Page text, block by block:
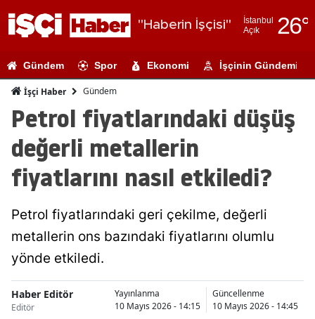
"Haberin İşçisi"
İstanbul
Açık
26°
Adıyaman
Ağrı
Ankara
Antalya
Artvin
Balıkesir
Gündem Spor Ekonomi İşçinin Gündemi
İşçi Haber Gündem
Petrol fiyatlarındaki düşüş
değerli metallerin
fiyatlarını nasıl etkiledi?
Petrol fiyatlarındaki geri çekilme, değerli
metallerin ons bazındaki fiyatlarını olumlu
yönde etkiledi.
Haber Editör
Editör
Yayınlanma
10 Mayıs 2026 - 14:15
Güncellenme
10 Mayıs 2026 - 14:45